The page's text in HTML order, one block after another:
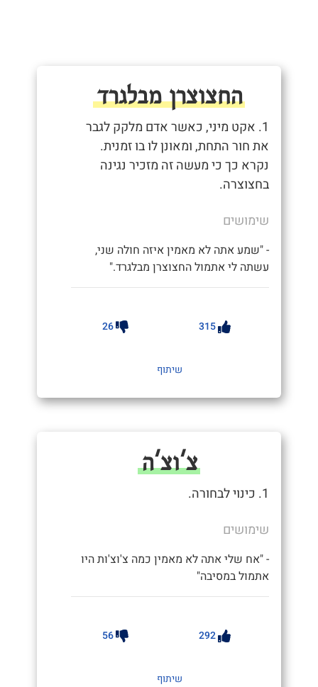
החצוצרן מבלגרד
1. אקט מיני, כאשר אדם מלקק לגבר
את חור התחת, ומאונן לו בו זמנית.
נקרא כך כי מעשה זה מזכיר נגינה
בחצוצרה.
שימושים
- "שמע אתה לא מאמין איזה חולה שני,
עשתה לי אתמול החצוצרן מבלגרד."
315
26
שיתוף
צ'וצ'ה
1. כינוי לבחורה.
שימושים
- "אח שלי אתה לא מאמין כמה צ'וצ'ות היו
אתמול במסיבה"
292
56
שיתוף